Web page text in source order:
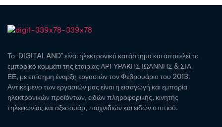
Το "DIGITALAND" είναι ηλεκτρονικό κατάστημα και αποτελεί το
εμπορικό κομμάτι της εταιρίας ΑΡΓΥΡΑΚΗΣ ΙΩΑΝΝΗΣ & ΣΙΑ
ΕΕ, με επίσημη έναρξη εργασιών τον Φεβρουάριο του 2013.
Αντικείμενο των εργασιών μας είναι η εισαγωγή και εμπορία
ηλεκτρονικών προϊόντων, ειδών πληροφορικής, κινητής
τηλεφωνίας και αξεσουάρ, παιχνιδιών και ειδών σπιτιού.